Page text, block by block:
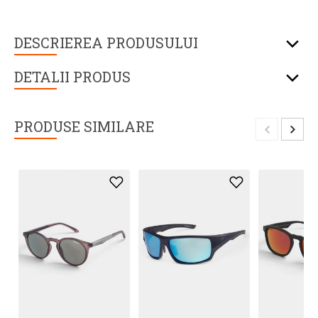
DESCRIEREA PRODUSULUI
DETALII PRODUS
PRODUSE SIMILARE